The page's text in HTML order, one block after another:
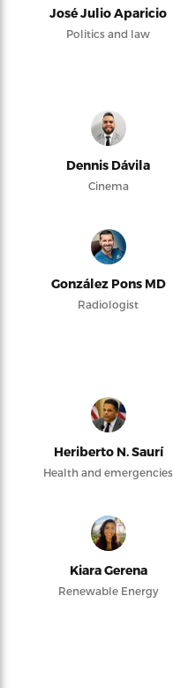
José Julio Aparicio
Politics and law
Dennis Dávila
Cinema
González Pons MD
Radiologist
Heriberto N. Saurí
Health and emergencies
Kiara Gerena
Renewable Energy